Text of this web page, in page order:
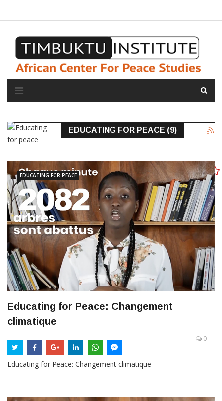
EDUCATING FOR PEACE (9)
EDUCATING FOR PEACE
Educating for Peace: Changement
climatique
0
Educating for Peace: Changement climatique